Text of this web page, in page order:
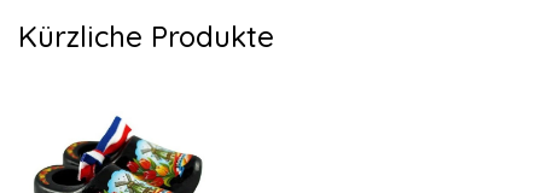
Kürzliche Produkte